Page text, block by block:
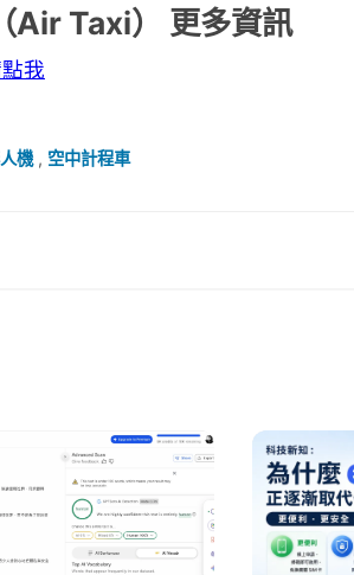
Air Taxi） 更多資訊
我
機, 空中計程車